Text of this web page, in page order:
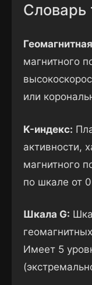
Словарь
магнитного
или
K-индекс:
активности,
магнитного
по шкале от
Шкала G:
Имеет 5